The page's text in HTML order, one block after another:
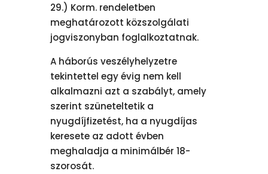
29.) Korm. rendeletben
meghatározott közszolgálati
jogviszonyban foglalkoztatnak.
A háborús veszélyhelyzetre
tekintettel egy évig nem kell
alkalmazni azt a szabályt, amely
szerint szüneteltetik a
nyugdíjfizetést, ha a nyugdíjas
keresete az adott évben
meghaladja a minimálbér 18-
szorosát.